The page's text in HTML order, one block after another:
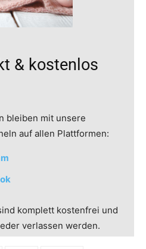
& kostenlos
bleiben mit unsere
auf allen Plattformen:
komplett kostenfrei und
verlassen werden.